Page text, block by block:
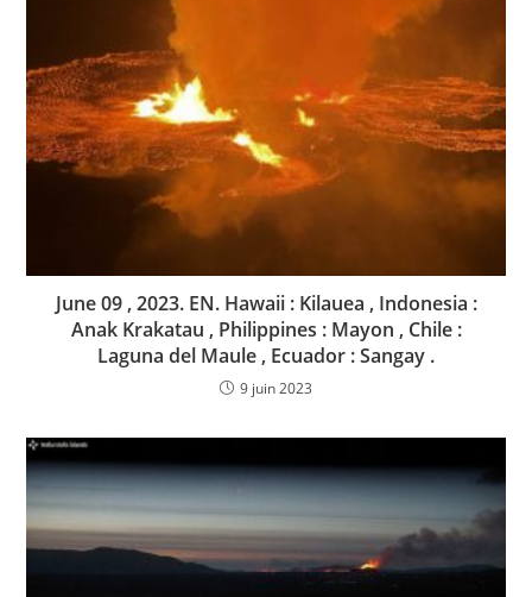
June 09 , 2023. EN. Hawaii : Kilauea , Indonesia :
Anak Krakatau , Philippines : Mayon , Chile :
Laguna del Maule , Ecuador : Sangay .
9 juin 2023